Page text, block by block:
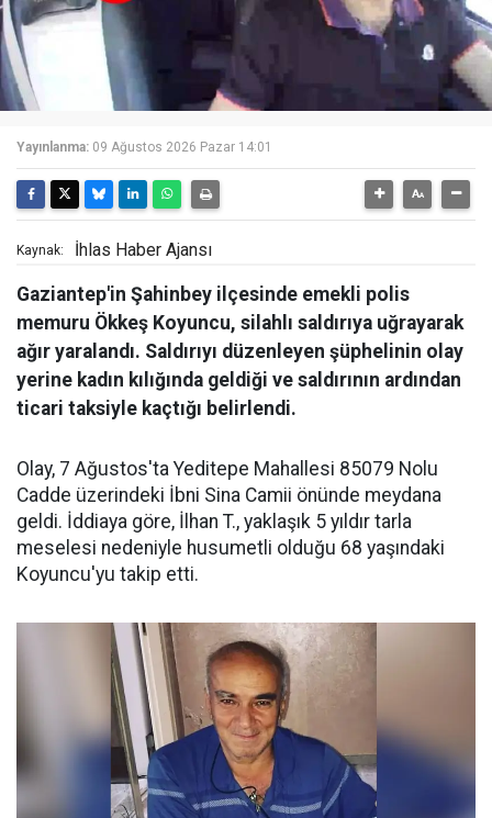
Yayınlanma: 09 Ağustos 2026 Pazar 14:01
Kaynak: İhlas Haber Ajansı
Gaziantep'in Şahinbey ilçesinde emekli polis
memuru Ökkeş Koyuncu, silahlı saldırıya uğrayarak
ağır yaralandı. Saldırıyı düzenleyen şüphelinin olay
yerine kadın kılığında geldiği ve saldırının ardından
ticari taksiyle kaçtığı belirlendi.
Olay, 7 Ağustos'ta Yeditepe Mahallesi 85079 Nolu
Cadde üzerindeki İbni Sina Camii önünde meydana
geldi. İddiaya göre, İlhan T., yaklaşık 5 yıldır tarla
meselesi nedeniyle husumetli olduğu 68 yaşındaki
Koyuncu'yu takip etti.